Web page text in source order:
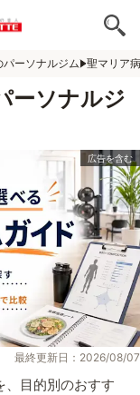
パーソナルジム 聖マリア
ーソナルジ
最終更新日：2026/08/07
、目的別のおすす